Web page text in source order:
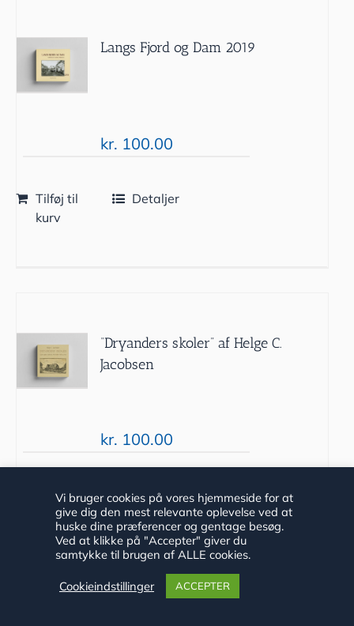
Langs Fjord og Dam 2019
kr. 100.00
Tilføj til
kurv
Detaljer
“Dryanders skoler” af Helge C.
Jacobsen
kr. 100.00
Tilføj til
kurv
Detaljer
Vi bruger cookies på vores hjemmeside for at
give dig den mest relevante oplevelse ved at
huske dine præferencer og gentage besøg.
Ved at klikke på "Accepter" giver du
samtykke til brugen af ALLE cookies.
Cookieindstillinger ACCEPTER